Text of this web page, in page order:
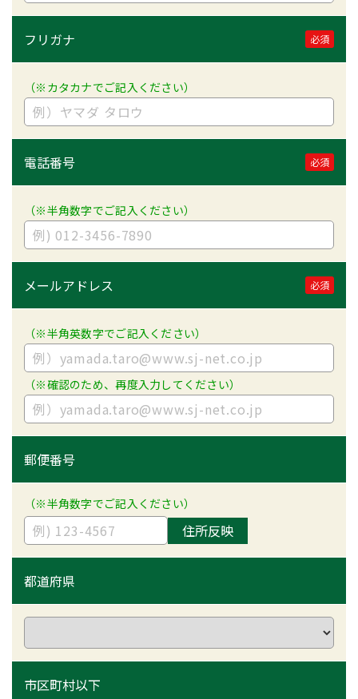
フリガナ 必須
（※カタカナでご記入ください）
電話番号 必須
（※半角数字でご記入ください）
メールアドレス 必須
（※半角英数字でご記入ください）
（※確認のため、再度入力してください）
郵便番号
（※半角数字でご記入ください）
住所反映
都道府県
市区町村以下